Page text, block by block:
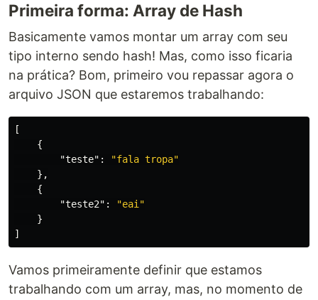
Primeira forma: Array de Hash
Basicamente vamos montar um array com seu
tipo interno sendo hash! Mas, como isso ficaria
na prática? Bom, primeiro vou repassar agora o
arquivo JSON que estaremos trabalhando:
[
{
"teste" :
"fala tropa"
},
{
"teste2" :
"eai"
}
]
Vamos primeiramente definir que estamos
trabalhando com um array, mas, no momento de